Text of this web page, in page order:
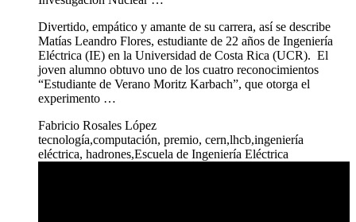
Divertido, empático y amante de su carrera, así se describe
Matías Leandro Flores, estudiante de 22 años de Ingeniería
Eléctrica (IE) en la Universidad de Costa Rica (UCR). El
joven alumno obtuvo uno de los cuatro reconocimientos
“Estudiante de Verano Moritz Karbach”, que otorga el
experimento …
Fabricio Rosales López
tecnología,computación, premio, cern,lhcb,ingeniería
eléctrica, hadrones,Escuela de Ingeniería Eléctrica